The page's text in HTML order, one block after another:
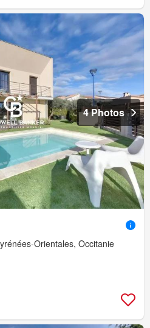
4 Photos
Orientales, Occitanie